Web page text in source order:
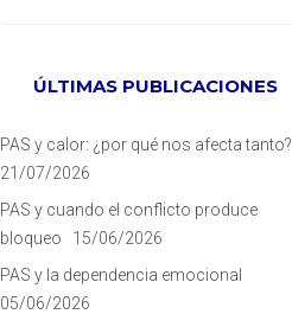
ÚLTIMAS PUBLICACIONES
PAS y calor: ¿por qué nos afecta tanto?
21/07/2026
PAS y cuando el conflicto produce
bloqueo
15/06/2026
PAS y la dependencia emocional
05/06/2026